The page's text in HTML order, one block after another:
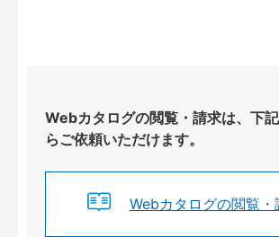
Webカタログの閲覧・請求は、下
らご依頼いただけます。
Webカタログの閲覧・